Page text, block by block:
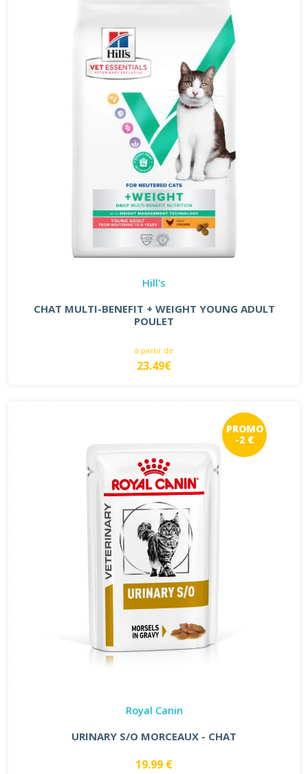
Hill's
CHAT MULTI-BENEFIT + WEIGHT YOUNG ADULT
POULET
à partir de
23.49€
PROMO
-2 €
Royal Canin
URINARY S/O MORCEAUX - CHAT
19.99 €